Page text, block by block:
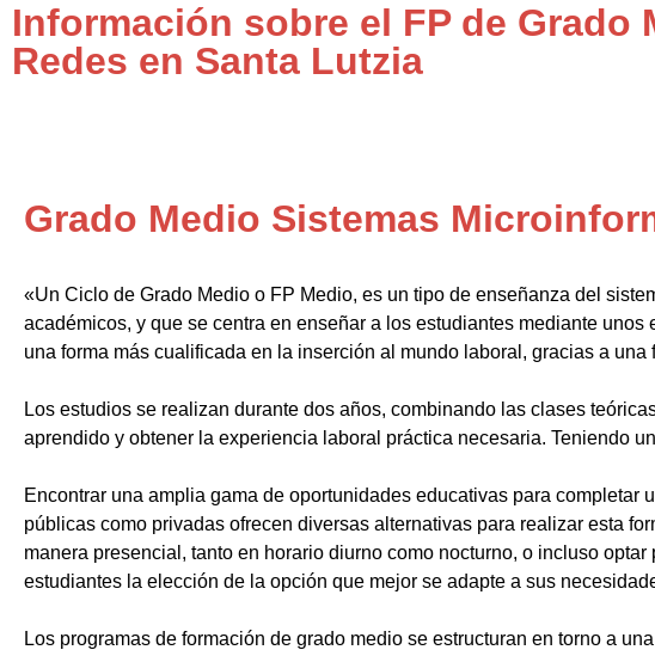
Información sobre el FP de
Redes en Santa Lutzia
Grado Medio Sistemas
«Un Ciclo de Grado Medio o FP Medio, es un tipo de enseñanza del
académicos, y que se centra en enseñar a los estudiantes mediante
una forma más cualificada en la inserción al mundo laboral, gracias a
Los estudios se realizan durante dos años, combinando las clases
aprendido y obtener la experiencia laboral práctica necesaria. Teniendo
Encontrar una amplia gama de oportunidades educativas para
públicas como privadas ofrecen diversas alternativas para realizar esta
manera presencial, tanto en horario diurno como nocturno, o incluso
estudiantes la elección de la opción que mejor se adapte a sus
Los programas de formación de grado medio se estructuran en torno a